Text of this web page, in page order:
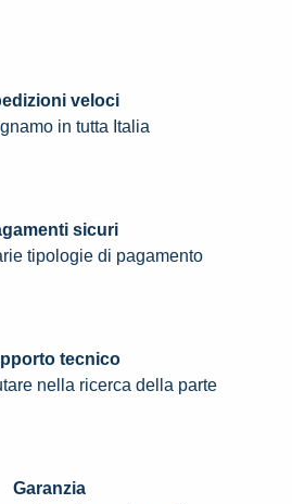
veloci
in tutta Italia
sicuri
tipologie di pagamento
tecnico
nella ricerca della parte
Garanzia